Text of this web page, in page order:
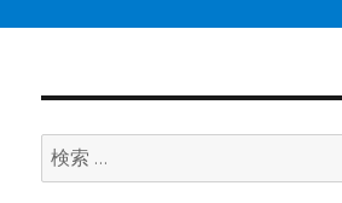
検
索: